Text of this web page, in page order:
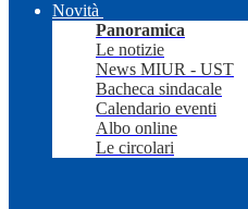
Novità
Panoramica
Le notizie
News MIUR - UST
Bacheca sindacale
Calendario eventi
Albo online
Le circolari